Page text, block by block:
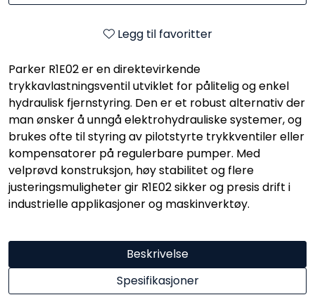
Legg til favoritter
Parker R1E02 er en direktevirkende
trykkavlastningsventil utviklet for pålitelig og enkel
hydraulisk fjernstyring. Den er et robust alternativ der
man ønsker å unngå elektrohydrauliske systemer, og
brukes ofte til styring av pilotstyrte trykkventiler eller
kompensatorer på regulerbare pumper. Med
velprøvd konstruksjon, høy stabilitet og flere
justeringsmuligheter gir R1E02 sikker og presis drift i
industrielle applikasjoner og maskinverktøy.
Beskrivelse
Spesifikasjoner